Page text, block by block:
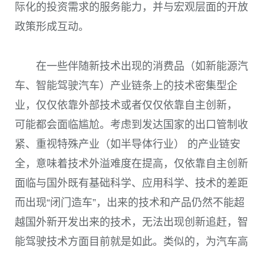
际化的投资需求的服务能力，并与宏观层面的开放
政策形成互动。
在一些伴随新技术出现的消费品（如新能源汽
车、智能驾驶汽车）产业链条上的技术密集型企
业，仅仅依靠外部技术或者仅仅依靠自主创新，
可能都会面临尴尬。考虑到发达国家的出口管制收
紧、重视特殊产业（如半导体行业） 的产业链安
全，意味着技术外溢难度在提高，仅依靠自主创新
面临与国外既有基础科学、应用科学、技术的差距
而出现“闭门造车”，出来的技术和产品仍然不能超
越国外新开发出来的技术，无法出现创新追赶，智
能驾驶技术方面目前就是如此。类似的，为汽车高